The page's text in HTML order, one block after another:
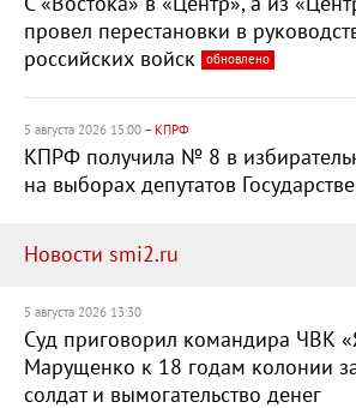
провел перестановки в
российских войск
обновлено
5 августа 2026 15:00 – КПРФ
КПРФ получила № 8 в
на выборах депутатов
Новости smi2.ru
5 августа 2026 13:30
Суд приговорил командира ЧВК
Марущенко к 18 годам колонии
солдат и вымогательство денег